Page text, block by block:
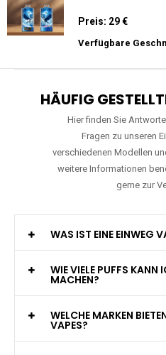
Preis: 29 €
Verfügbare
HÄUFIG
Hier finden Sie
Fragen zu unseren
verschiedenen Modellen
weitere Informationen
gerne zur
WAS IST EINE EINWEG
WIE VIELE PUFFS KANN
MACHEN?
WELCHE MARKEN
VAPES?